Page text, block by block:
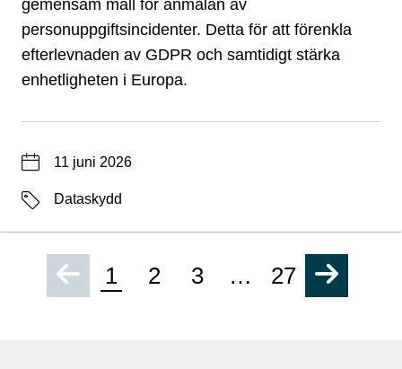
gemensam mall för anmälan av
personuppgiftsincidenter. Detta för att förenkla
efterlevnaden av GDPR och samtidigt stärka
enhetligheten i Europa.
Datum11 juni 2026
EtiketterDataskydd
1 2 3 … 27